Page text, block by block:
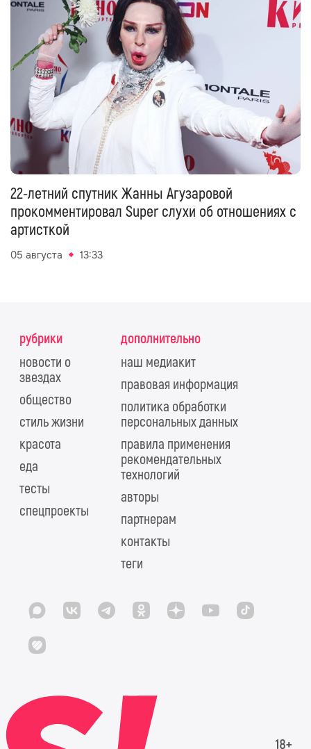
22-летний спутник Жанны Агузаровой
прокомментировал Super слухи об отношениях с
артисткой
05 августа 13:33
рубрики
новости о
звездах
общество
стиль жизни
красота
еда
тесты
спецпроекты
дополнительно
наш медиакит
правовая информация
политика обработки
персональных данных
правила применения
рекомендательных
технологий
авторы
партнерам
контакты
теги